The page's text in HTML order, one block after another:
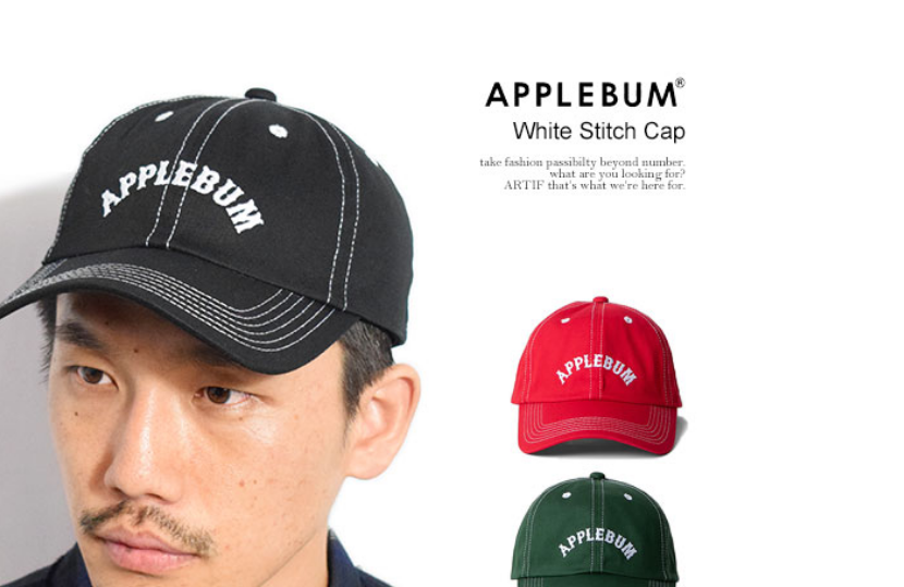
glamb × 劇場版『チェン
ソーマン レゼ篇』第2弾
先行予約
GLIMCLAP 2026 秋冬
1st 先行予約
SOFTMACHINE 2026
秋冬 先行予約